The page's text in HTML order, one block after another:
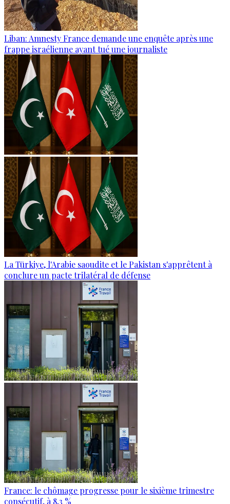
Liban: Amnesty France demande une enquête après une
frappe israélienne ayant tué une journaliste
La Türkiye, l'Arabie saoudite et le Pakistan s'apprêtent à
conclure un pacte trilatéral de défense
France: le chômage progresse pour le sixième trimestre
consécutif, à 8,3 %